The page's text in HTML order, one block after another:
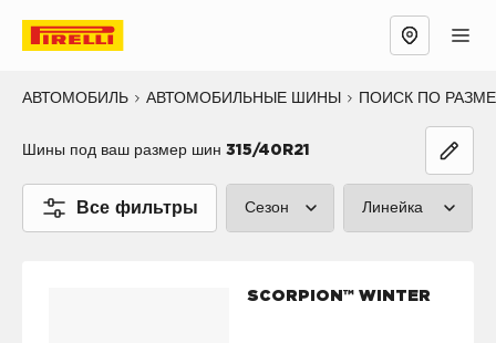
АВТОМОБИЛЬ АВТОМОБИЛЬНЫЕ ШИНЫ ПОИСК ПО
Шины под ваш размер шин 315/40R21
Все фильтры Сезон Линейка
SCORPION™ WINTER